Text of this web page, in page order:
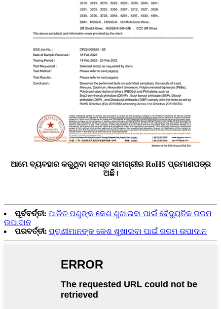
ଆମେ ବ୍ୟବହାର କରୁଥିବା ସମସ୍ତ ସାମଗ୍ରୀର RoHS ପ୍ରମାଣପତ୍ର
ଅଛି।
ପୂର୍ବବର୍ତ୍ତୀ: ପାଳିତ ପଶୁଙ୍କ କେଶ ଶୁଖାଇବା ପାଇଁ ବୈଦ୍ୟୁତିକ ଗରମ
ଉପାଦାନ
ପରବର୍ତ୍ତୀ: ପ୍ରାଣୀମାନଙ୍କ କେଶ ଶୁଖାଇବା ପାଇଁ ଗରମ ଉପାଦାନ